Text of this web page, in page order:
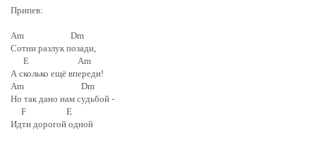
Припев:
Am Dm
Сотни разлук позади,
E Am
А сколько ещё впереди!
Am Dm
Но так дано нам судьбой -
F E
Идти дорогой одной